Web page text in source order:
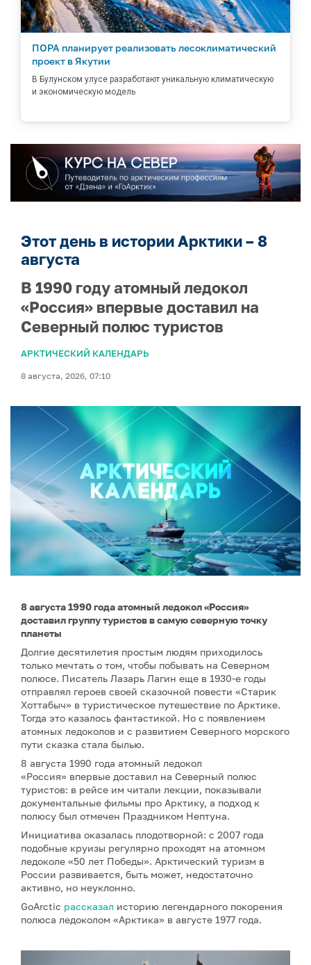
ПОРА планирует реализовать лесоклиматический
проект в Якутии
В Булунском улусе разработают уникальную климатическую
и экономическую модель
Этот день в истории Арктики – 8
августа
В 1990 году атомный ледокол
«Россия» впервые доставил на
Северный полюс туристов
АРКТИЧЕСКИЙ КАЛЕНДАРЬ
8 августа, 2026, 07:10
8 августа 1990 года атомный ледокол «Россия»
доставил группу туристов в самую северную точку
планеты
Долгие десятилетия простым людям приходилось
только мечтать о том, чтобы побывать на Северном
полюсе. Писатель Лазарь Лагин еще в 1930-е годы
отправлял героев своей сказочной повести «Старик
Хоттабыч» в туристическое путешествие по Арктике.
Тогда это казалось фантастикой. Но с появлением
атомных ледоколов и с развитием Северного морского
пути сказка стала былью.
8 августа 1990 года атомный ледокол
«Россия» впервые доставил на Северный полюс
туристов: в рейсе им читали лекции, показывали
документальные фильмы про Арктику, а подход к
полюсу был отмечен Праздником Нептуна.
Инициатива оказалась плодотворной: с 2007 года
подобные круизы регулярно проходят на атомном
ледоколе «50 лет Победы». Арктический туризм в
России развивается, быть может, недостаточно
активно, но неуклонно.
GoArctic рассказал историю легендарного покорения
полюса ледоколом «Арктика» в августе 1977 года.